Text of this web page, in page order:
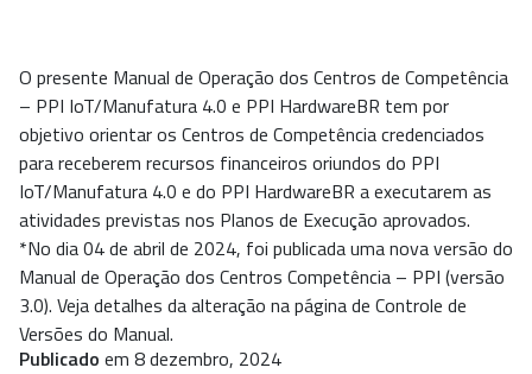
O presente Manual de Operação dos Centros de Competência
– PPI IoT/Manufatura 4.0 e PPI HardwareBR tem por
objetivo orientar os Centros de Competência credenciados
para receberem recursos financeiros oriundos do PPI
IoT/Manufatura 4.0 e do PPI HardwareBR a executarem as
atividades previstas nos Planos de Execução aprovados.
*No dia 04 de abril de 2024, foi publicada uma nova versão do
Manual de Operação dos Centros Competência – PPI (versão
3.0). Veja detalhes da alteração na página de Controle de
Versões do Manual.
Publicado em 8 dezembro, 2024